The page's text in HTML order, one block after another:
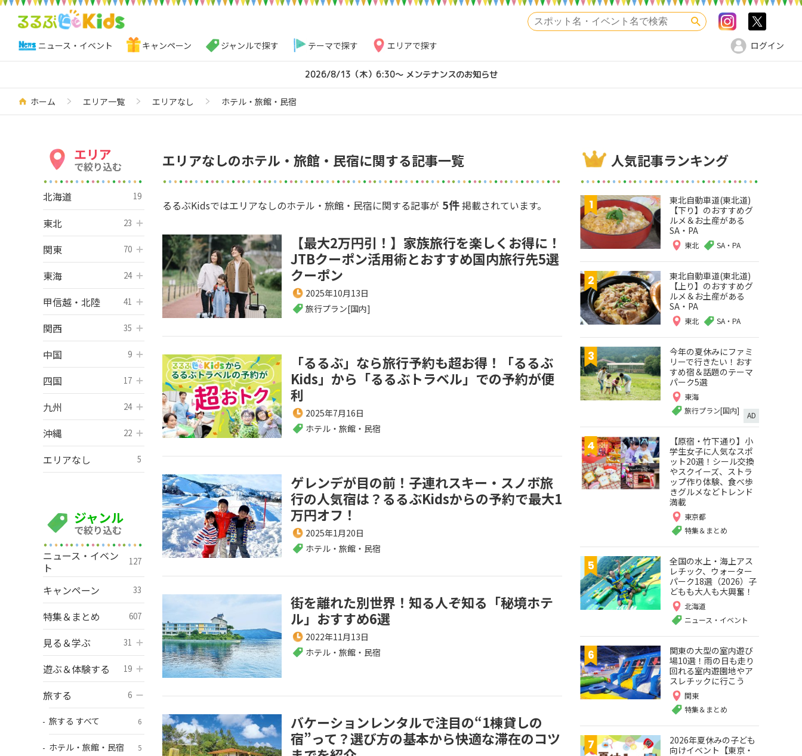
検索 Instagram
ニュース・イベント キャンペーン ジャンルで探す テーマで探す エリアで探す ログイン
2026/8/13（木）6:30～ メンテナンスのお知らせ
ホーム エリア一覧 エリアなし ホテル・旅館・民宿
エリア
で絞り込む
北海道 19
東北 23
関東
70
東海
24
開く
甲信越・北陸
41
開く
関西
35
中国
9
開く
四国
17
開く
九州
24
開く
沖縄
22
開く
エリアなし
5
ジャンル
で絞り込む
ニュース・イベン
ト
127
キャンペーン 33
特集＆まとめ 607
見る＆学ぶ 31
開く
遊ぶ＆体験する
19
開く
旅する
6 開く
旅する すべて 6
ホテル・旅館・民宿 5
エリアなしのホテル・旅館・民宿に関する記事一覧
るるぶKidsではエリアなしのホテル・旅館・民宿に関する記事が 5件掲載されています。
【最大2万円引！】家族旅行を楽しくお得に！
JTBクーポン活用術とおすすめ国内旅行先5選
クーポン
2025年10月13日
旅行プラン[国内]
「るるぶ」なら旅行予約も超お得！「るるぶ
Kids」から「るるぶトラベル」での予約が便
利
2025年7月16日
ホテル・旅館・民宿
ゲレンデが目の前！子連れスキー・スノボ旅
行の人気宿は？るるぶKidsからの予約で最大1
万円オフ！
2025年1月20日
ホテル・旅館・民宿
街を離れた別世界！知る人ぞ知る「秘境ホテ
ル」おすすめ6選
2022年11月13日
ホテル・旅館・民宿
バケーションレンタルで注目の“1棟貸しの
宿”って？選び方の基本から快適な滞在のコツ
人気記事ランキング
東北自動車道(東北道)
【下り】のおすすめグ
ルメ＆お土産がある
SA・PA
東北 SA・PA
東北自動車道(東北道)
【上り】のおすすめグ
ルメ＆お土産がある
SA・PA
東北 SA・PA
今年の夏休みにファミ
リーで行きたい！おす
すめ宿＆話題のテーマ
パーク5選
東海
旅行プラン[国内]
AD
【原宿・竹下通り】小
学生女子に人気なスポ
ット20選！シール交換
やスクイーズ、ストラ
ップ作り体験、食べ歩
きグルメなどトレンド
満載
東京都
特集＆まとめ
全国の水上・海上アス
レチック、ウォーター
パーク18選（2026）子
どもも大人も大興奮！
北海道
ニュース・イベント
関東の大型の室内遊び
場10選！雨の日も走り
回れる室内遊園地やア
スレチックに行こう
関東
特集＆まとめ
2026年夏休みの子ども
向けイベント【東京・